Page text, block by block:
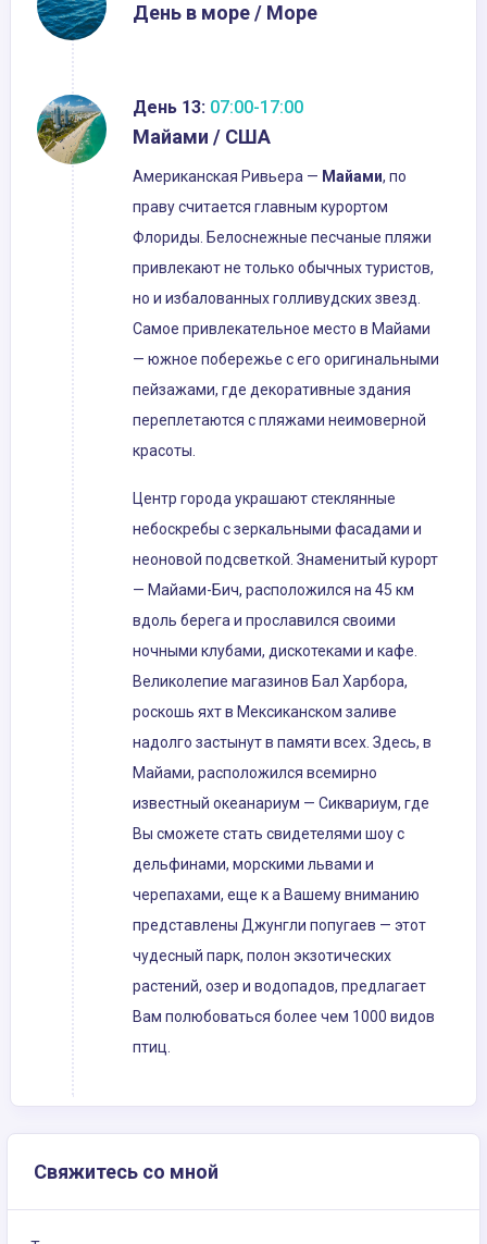
День в море / Море
День 13: 07:00-17:00
Майами / США
Американская Ривьера — Майами, по
праву считается главным курортом
Флориды. Белоснежные песчаные пляжи
привлекают не только обычных туристов,
но и избалованных голливудских звезд.
Самое привлекательное место в Майами
— южное побережье с его оригинальными
пейзажами, где декоративные здания
переплетаются с пляжами неимоверной
красоты.
Центр города украшают стеклянные
небоскребы с зеркальными фасадами и
неоновой подсветкой. Знаменитый курорт
— Майами-Бич, расположился на 45 км
вдоль берега и прославился своими
ночными клубами, дискотеками и кафе.
Великолепие магазинов Бал Харбора,
роскошь яхт в Мексиканском заливе
надолго застынут в памяти всех. Здесь, в
Майами, расположился всемирно
известный океанариум — Сиквариум, где
Вы сможете стать свидетелями шоу с
дельфинами, морскими львами и
черепахами, еще к а Вашему вниманию
представлены Джунгли попугаев — этот
чудесный парк, полон экзотических
растений, озер и водопадов, предлагает
Вам полюбоваться более чем 1000 видов
птиц.
Свяжитесь со мной